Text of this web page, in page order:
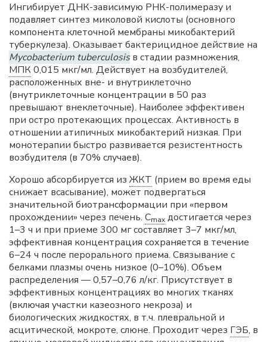
Ингибирует ДНК-зависимую РНК-полимеразу и
подавляет синтез миколовой кислоты (основного
компонента клеточной мембраны микобактерий
туберкулеза). Оказывает бактерицидное действие на
Mycobacterium tuberculosisв стадии размножения,
МПК0,015 мкг/мл. Действует на возбудителей,
расположенных вне- и внутриклеточно
(внутриклеточные концентрации в 50 раз
превышают внеклеточные). Наиболее эффективен
при остро протекающих процессах. Активность в
отношении атипичных микобактерий низкая. При
монотерапии быстро развивается резистентность
возбудителя (в 70% случаев).
Хорошо абсорбируется из ЖКТ (прием во время еды
снижает всасывание), может подвергаться
значительной биотрансформации при «первом
прохождении» через печень. Cmax достигается через
1–3 ч и при приеме 300 мг составляет 3–7 мкг/мл,
эффективная концентрация сохраняется в течение
6–24 ч после перорального приема. Связывание с
белками плазмы очень низкое (0–10%). Объем
распределения — 0,57–0,76 л/кг. Присутствует в
эффективных концентрациях во многих тканях
(включая участки казеозного некроза) и
биологических жидкостях, в т.ч. плевральной и
асцитической, мокроте, слюне. Проходит через ГЭБ, в